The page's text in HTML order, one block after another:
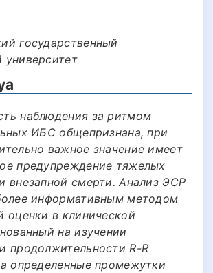
государственный
наблюдения за ритмом
ИБС общепризнана, при
важное значение имеет
предупреждение тяжелых
внезапной смерти. Анализ ЭСР
информативным методом
оценки в клинической
на изучении
продолжительности R-R
определенные промежутки